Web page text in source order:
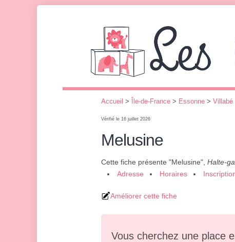
Accueil > Île-de-France > Essonne > Villabé
Vérifié le 16 juillet 2026
Melusine
Cette fiche présente "Melusine", Halte-
Adresse
Horaires
Améliorer cette fiche
Vous cherchez une place